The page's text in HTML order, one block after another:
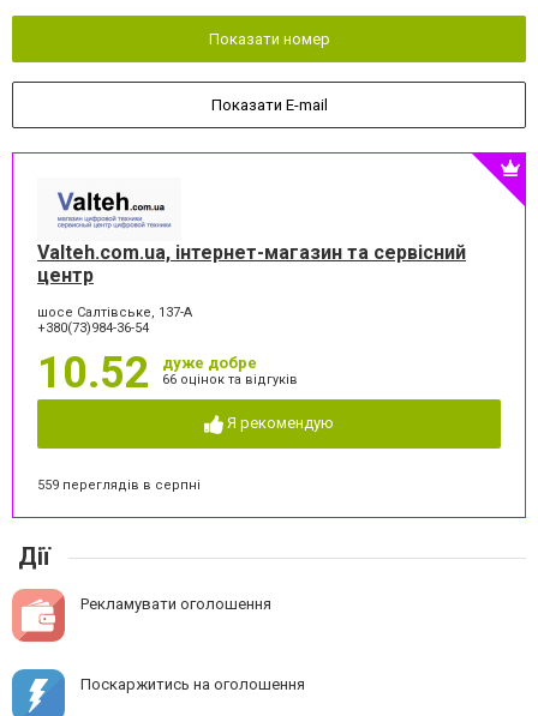
Показати номер
Показати E-mail
Valteh.com.ua, інтернет-магазин та сервісний
центр
шосе Салтівське, 137-А
+380(73)984-36-54
10.52 дуже добре
66 оцінок та відгуків
Я рекомендую
559 переглядів в серпні
Дії
Рекламувати оголошення
Поскаржитись на оголошення